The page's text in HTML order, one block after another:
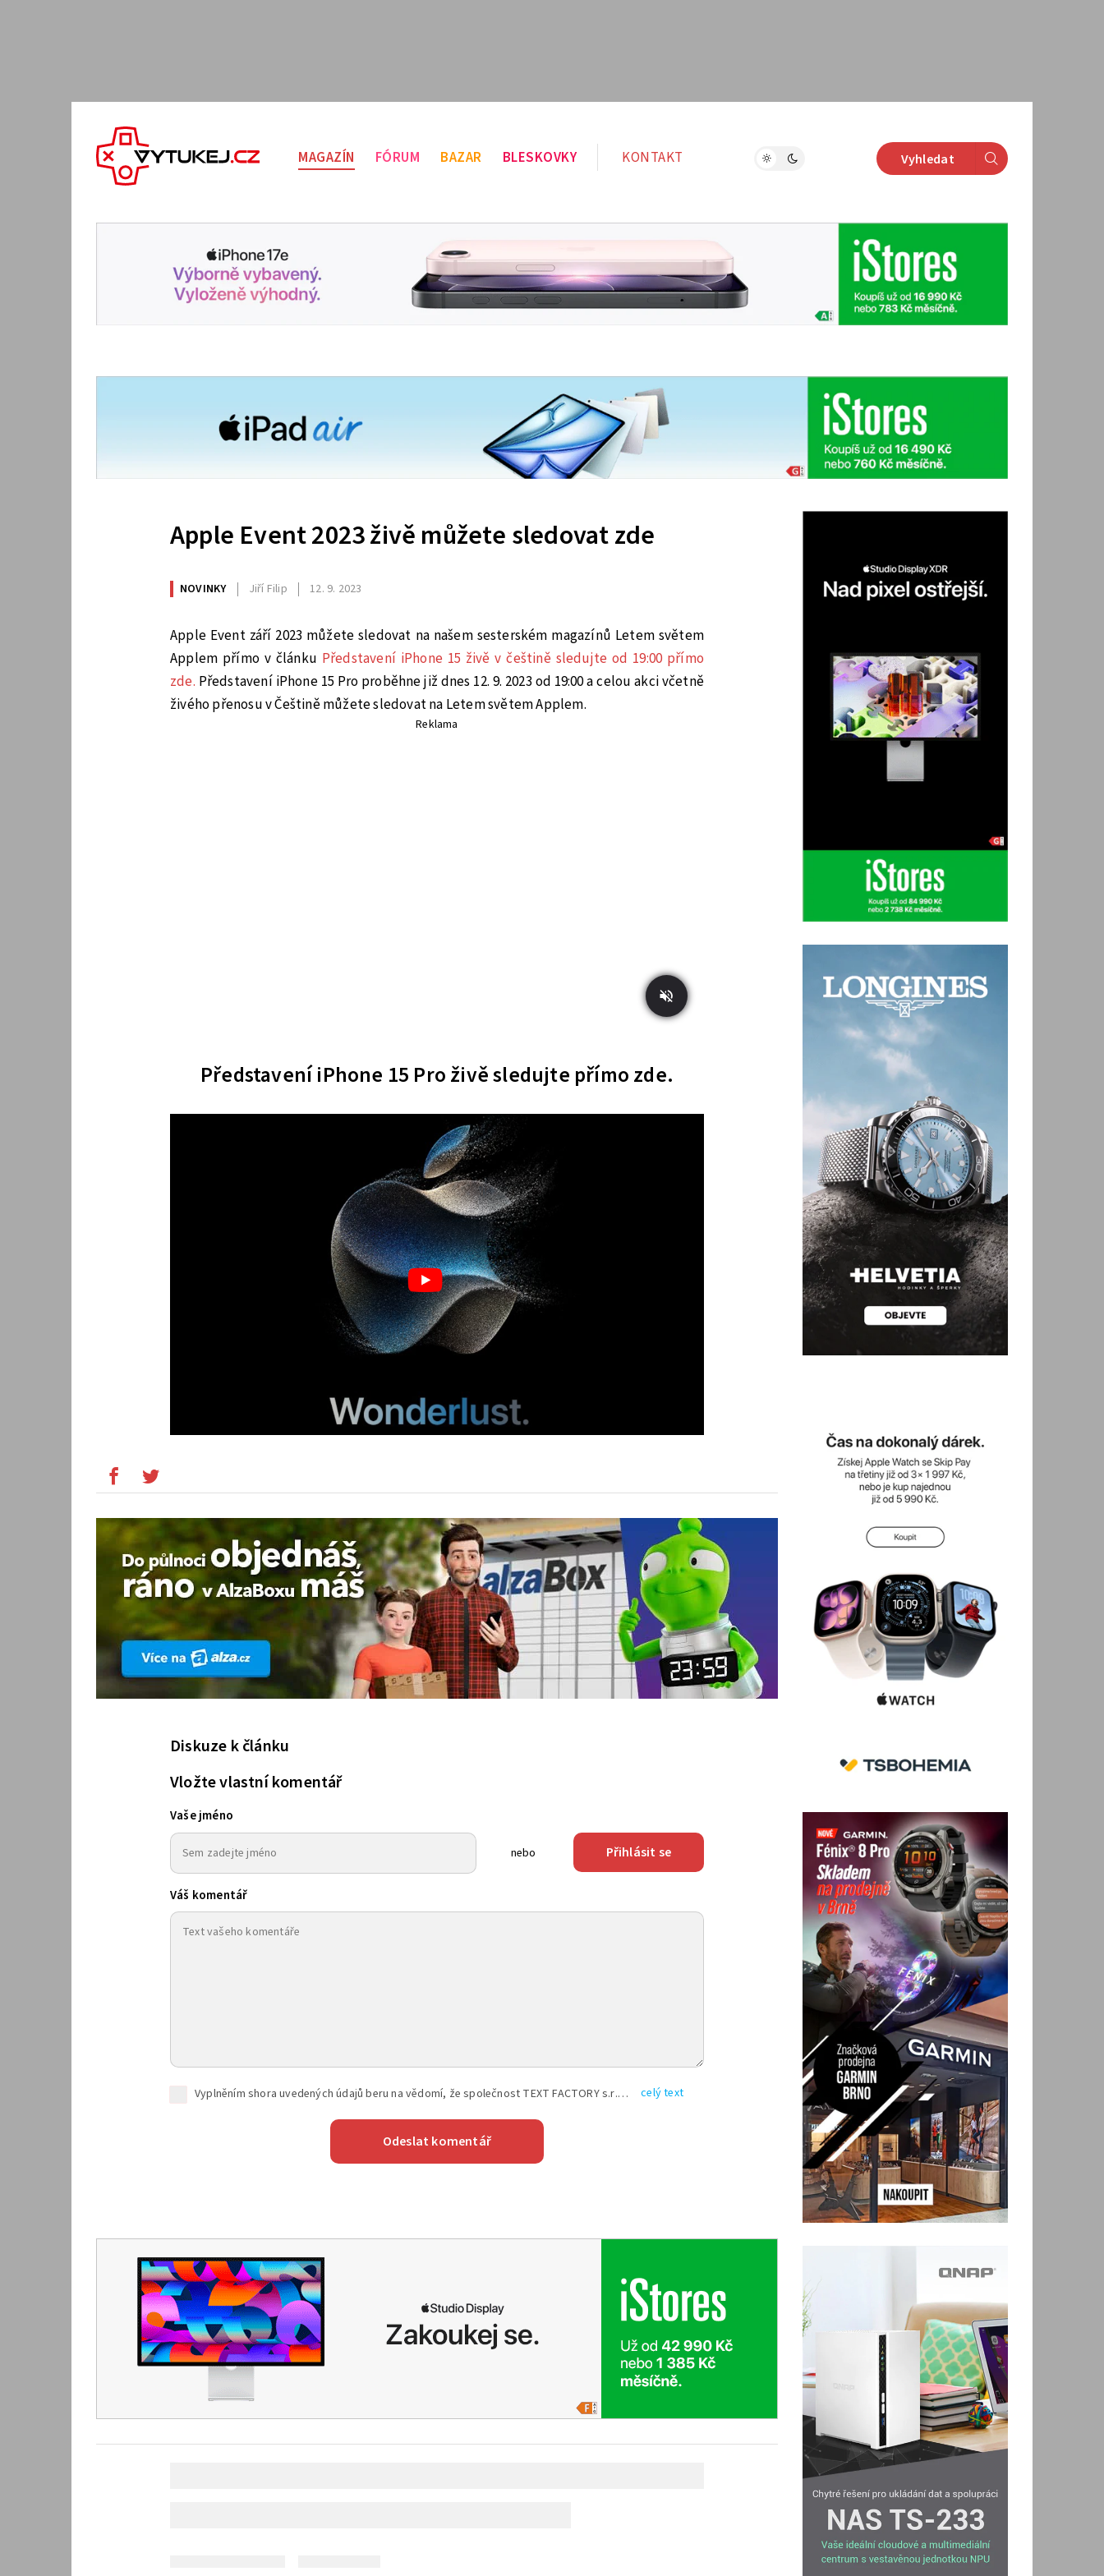
MAGAZÍN FÓRUM BAZAR BLESKOVKY KONTAKT Vyhledat
Apple Event 2023 živě můžete sledovat zde
NOVINKY Jiří Filip 12. 9. 2023
Apple Event září 2023 můžete sledovat na našem sesterském magazínů Letem světem
Applem přímo v článku Představení iPhone 15 živě v češtině sledujte od 19:00 přímo
zde. Představení iPhone 15 Pro proběhne již dnes 12. 9. 2023 od 19:00 a celou akci včetně
živého přenosu v Češtině můžete sledovat na Letem světem Applem.
Reklama
Představení iPhone 15 Pro živě sledujte přímo zde.
Diskuze k článku
Vložte vlastní komentář
Vaše jméno
nebo Přihlásit se
Váš komentář
Vyplněním shora uvedených údajů beru na vědomí, že společnost TEXT FACTORY s.r.o., sídlem Brno, Durďákova 336/29, Černá Pole, PSČ: 613 00, IČ: 06157831, zapsané u Krajského soudu v Brně, oddíl C, vložka 100399, bude zpracovávat mé osobní údaje uvedené v rámci mnou vyplněného registračního formuláře na základě oprávněných zájmů TEXT FACTORY s.r.o. dle čl. 6 odst. 1 písm. f) GDPR a pro splnění právních povinností (čl. 6 odst. 1 písm. c) GDPR), a to pro tyto účely: nezbytnost zajistit oprávnění návštěvníka webových stránek provozovaných společností TEXT FACTORY s.r.o. přispívat aktivně ke zveřejněným článkům nebo v rámci diskusních fór a výkon práv TEXT FACTORY s.r.o. jako administrátora těchto diskusních fór. Více informací o zpracování osobních údajů a právech lze nalézt v celý text